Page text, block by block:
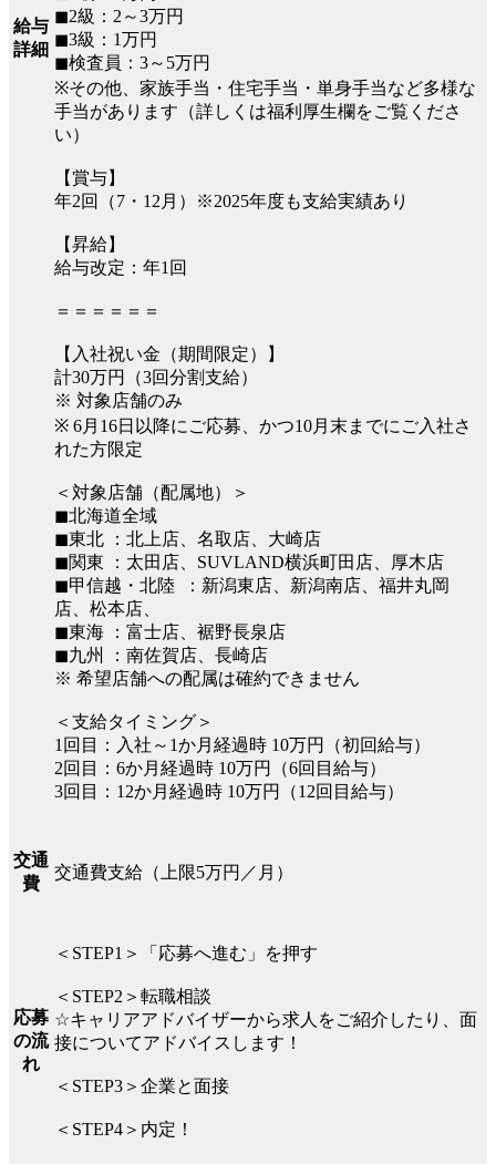
給与
詳細
◼︎2級：2～3万円
◼︎3級：1万円
◼︎検査員：3～5万円
※その他、家族手当・住宅手当・単身手当など多様な
手当があります（詳しくは福利厚生欄をご覧くださ
い）
【賞与】
年2回（7・12月）※2025年度も支給実績あり
【昇給】
給与改定：年1回
＝＝＝＝＝＝
【入社祝い金（期間限定）】
計30万円（3回分割支給）
※ 対象店舗のみ
※ 6月16日以降にご応募、かつ10月末までにご入社さ
れた方限定
＜対象店舗（配属地）＞
◼︎北海道全域
◼︎東北 ：北上店、名取店、大崎店
◼︎関東 ：太田店、SUVLAND横浜町田店、厚木店
◼︎甲信越・北陸 ：新潟東店、新潟南店、福井丸岡
店、松本店、
◼︎東海 ：富士店、裾野長泉店
◼︎九州 ：南佐賀店、長崎店
※ 希望店舗への配属は確約できません
＜支給タイミング＞
1回目：入社～1か月経過時 10万円（初回給与）
2回目：6か月経過時 10万円（6回目給与）
3回目：12か月経過時 10万円（12回目給与）
交通
費
交通費支給（上限5万円／月）
応募
の流
れ
＜STEP1＞「応募へ進む」を押す
＜STEP2＞転職相談
☆キャリアアドバイザーから求人をご紹介したり、面
接についてアドバイスします！
＜STEP3＞企業と面接
＜STEP4＞内定！